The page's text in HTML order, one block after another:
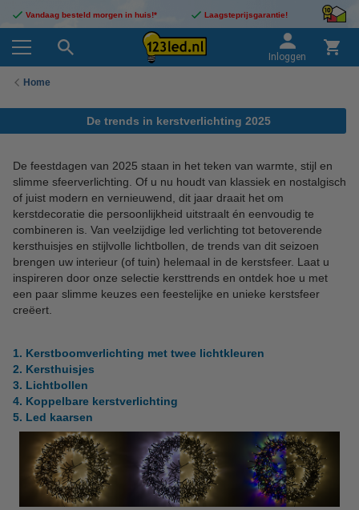
Vandaag besteld morgen in huis!* Laagsteprijsgarantie!
Inloggen
Home
De trends in kerstverlichting 2025
De feestdagen van 2025 staan in het teken van warmte, stijl en
slimme sfeerverlichting. Of u nu houdt van klassiek en nostalgisch
of juist modern en vernieuwend, dit jaar draait het om
kerstdecoratie die persoonlijkheid uitstraalt én eenvoudig te
combineren is. Van veelzijdige led verlichting tot betoverende
kersthuisjes en stijlvolle lichtbollen, de trends van dit seizoen
brengen uw interieur (of tuin) helemaal in de kerstsfeer. Laat u
inspireren door onze selectie kersttrends en ontdek hoe u met
een paar slimme keuzes een feestelijke en unieke kerstsfeer
creëert.
1. Kerstboomverlichting met twee lichtkleuren
2. Kersthuisjes
3. Lichtbollen
4. Koppelbare kerstverlichting
5. Led kaarsen